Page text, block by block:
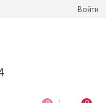
Войти